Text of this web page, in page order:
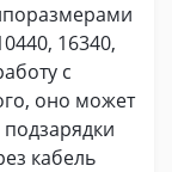
16340,
с
оно может
кабель